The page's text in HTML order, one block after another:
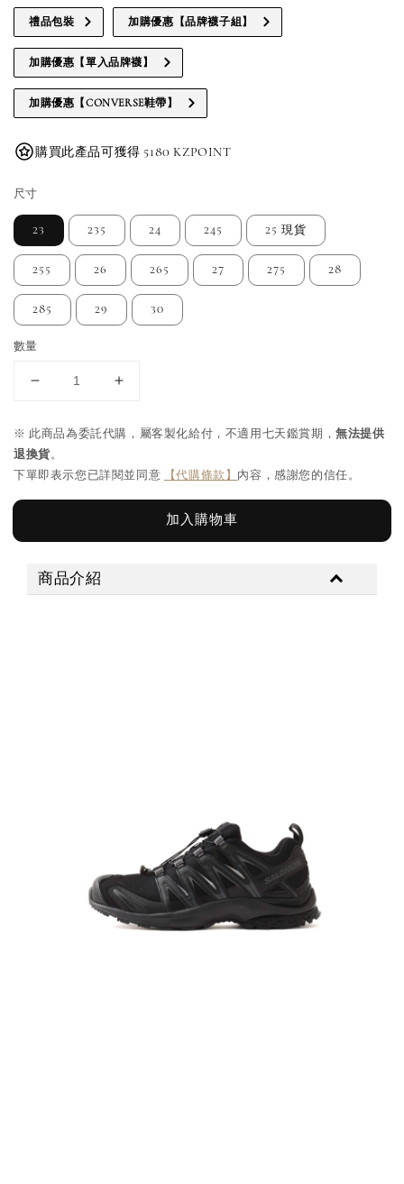
禮品包裝 加購優惠【品牌襪子組】
加購優惠【單入品牌襪】
加購優惠【CONVERSE鞋帶】
購買此產品可獲得 5180 KZPOINT
尺寸
23 235 24 245 25 現貨
255 26 265 27 275 28
285 29 30
數量
※ 此商品為委託代購，屬客製化給付，不適用七天鑑賞期，無法提供
退換貨。
下單即表示您已詳閱並同意
【代購條款】 內容，感謝您的信任。
加入購物車
商品介紹